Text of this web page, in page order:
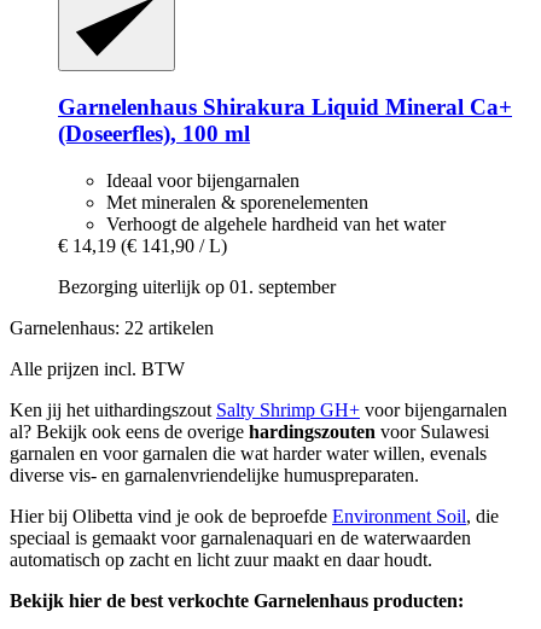
Garnelenhaus Shirakura Liquid Mineral Ca+
(Doseerfles), 100 ml
Ideaal voor bijengarnalen
Met mineralen & sporenelementen
Verhoogt de algehele hardheid van het water
€ 14,19 (€ 141,90 / L)
Bezorging uiterlijk op 01. september
Garnelenhaus: 22 artikelen
Alle prijzen incl. BTW
Ken jij het uithardingszout Salty Shrimp GH+ voor bijengarnalen
al? Bekijk ook eens de overige hardingszouten voor Sulawesi
garnalen en voor garnalen die wat harder water willen, evenals
diverse vis- en garnalenvriendelijke humuspreparaten.
Hier bij Olibetta vind je ook de beproefde Environment Soil, die
speciaal is gemaakt voor garnalenaquari en de waterwaarden
automatisch op zacht en licht zuur maakt en daar houdt.
Bekijk hier de best verkochte Garnelenhaus producten: